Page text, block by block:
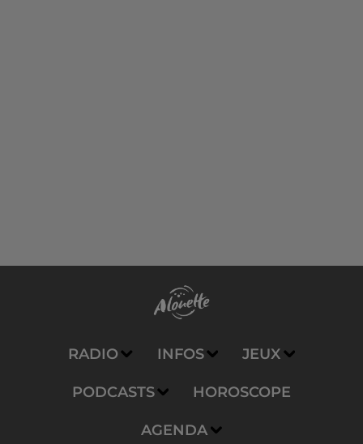
RADIO INFOS JEUX
PODCASTS HOROSCOPE
AGENDA